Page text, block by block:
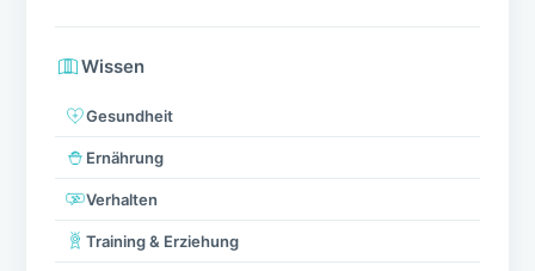
Wissen
Gesundheit
Ernährung
Verhalten
Training & Erziehung